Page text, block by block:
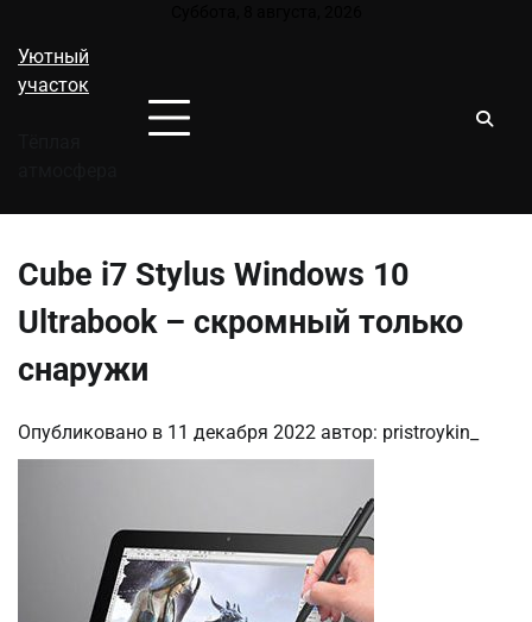
содержимому
Уютный
участок
Cube i7 Stylus Windows 10
Ultrabook – скромный только
снаружи
Опубликовано в 11 декабря 2022 автор: pristroykin_